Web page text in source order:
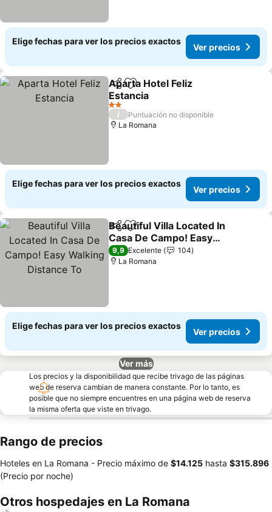
Elige fechas para ver los precios exactos
Ver precios
CompartirAgregar a favoritos
Aparta Hotel Feliz
Estancia
2 Estrellas
/
Puntuación no disponible
La Romana
Elige fechas para ver los precios exactos
Ver precios
CompartirAgregar a favoritos
Beautiful Villa Located In
Casa De Campo! Easy
Walking Distance To
9,9 Excelente
104
La Romana
Elige fechas para ver los precios exactos
Ver precios
Ver más
Los precios y la disponibilidad que recibe trivago de las páginas
web de reserva cambian de manera constante. Por lo tanto, es
posible que no siempre encuentres en una página web de reserva
la misma oferta que viste en trivago.
Rango de precios
Hoteles en La Romana - Precio máximo de ‎$14.125 hasta ‎$315.896
(Precio por noche)
Otros hospedajes en La Romana